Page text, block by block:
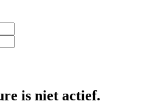
is niet actief.